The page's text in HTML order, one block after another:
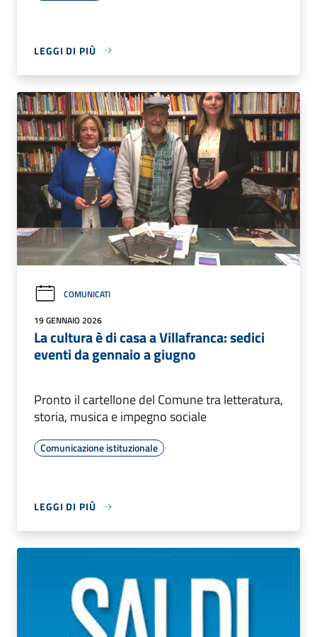
LEGGI DI PIÙ
COMUNICATI
19 GENNAIO 2026
La cultura è di casa a Villafranca: sedici
eventi da gennaio a giugno
Pronto il cartellone del Comune tra letteratura,
storia, musica e impegno sociale
Comunicazione istituzionale
LEGGI DI PIÙ